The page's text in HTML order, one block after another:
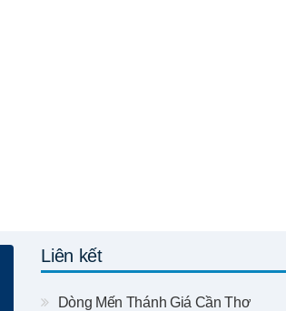
Liên kết
Dòng Mến Thánh Giá Cần Thơ